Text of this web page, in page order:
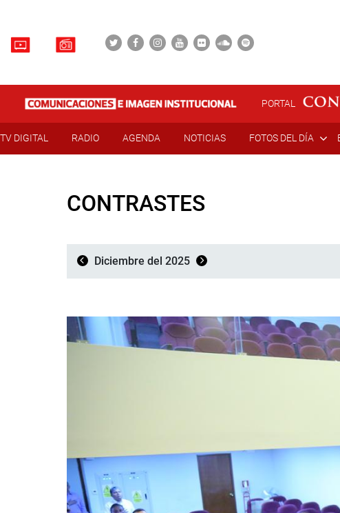
PORTAL
TV DIGITAL RADIO AGENDA NOTICIAS FOTOS DEL DÍA
CONTRASTES
Diciembre del 2025